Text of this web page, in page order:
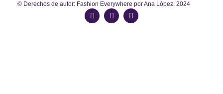
© Derechos de autor: Fashion Everywhere por Ana López. 2024